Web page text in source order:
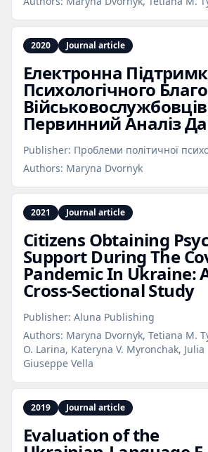
2020 Journal article
Електронна
Психологічного
Первинний Аналіз
Publisher: Проблеми політичної
Authors: Maryna Dvornyk
2021 Journal article
Citizens Obtaining
Support During The
Pandemic In Ukraine:
Cross‑Sectional Study
Publisher: Aluna Publishing
Authors: Maryna Dvornyk, Tetiana M.
O. Larina, Kateryna V. Myronchak,
Giuseppe Vella
2019 Journal article
Evaluation of the